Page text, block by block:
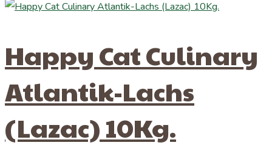
Happy Cat Culinary
Atlantik-Lachs
(Lazac) 10Kg.